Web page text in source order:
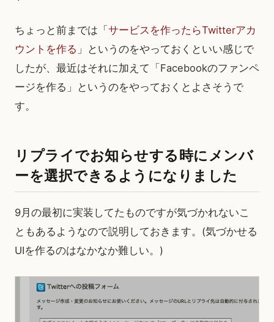
ちょっと前までは「サービスを作ったらTwitterアカ
ウントを作る 」というのをやっておくといい感じで
したが、最近はそれに加えて「Facebookのファンペ
ージを作る」というのをやっておくとよさそうで
す。
リプライでお知らせする時にメンバ
ーを選択できるようになりました
9月の最初に実装してたものですが気づかれないこ
ともあるようなので説明しておきます。(気づかせる
UIを作るのはなかなか難しい。)